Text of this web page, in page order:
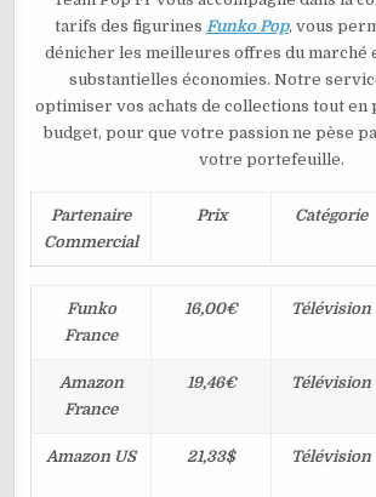
tarifs des figurines Funko Pop, vous
dénicher les meilleures offres du marché
substantielles économies. Notre
optimiser vos achats de collections tout
budget, pour que votre passion ne pèse
votre portefeuille.
Partenaire
Commercial
Prix Catégorie
Funko
France
16,00€ Télévision
Amazon
France
19,46€ Télévision
Amazon US 21,33$ Télévision